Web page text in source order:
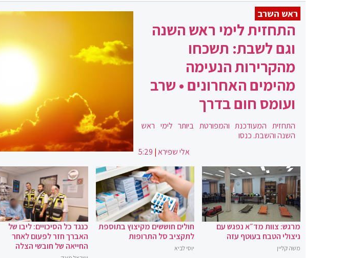
ראש השרב
התחזית לימי ראש השנה
וגם לשבת: תשכחו
מהקרירות הנעימה
מהימים האחרונים • שרב
ועומס חום בדרך
התחזית המעודכנת והמפורטת ביותר לימי ראש
השנה והשבת. כנסו
אלי שפירא|
5:29
מרגש: צוות מד״א נפגש עם
ניצולי הטבח בעוטף עזה
משה קליין
חולים חוששים מקיצוץ בתוספת
לתקציב סל התרופות
יוסי לביא
כנגד כל הסיכויים: ליבו של
האברך חזר לפעום לאחר
החייאה של חובשי הצלה